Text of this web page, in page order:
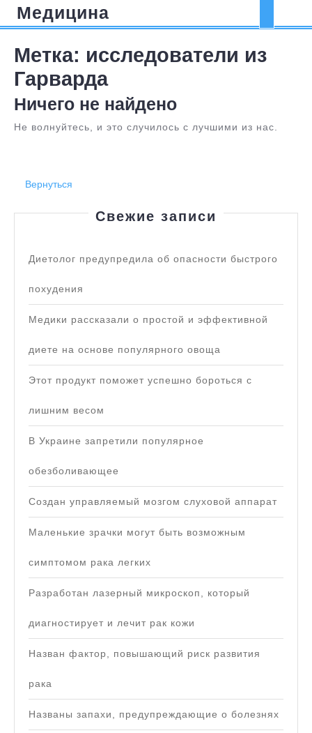
ПерейтиМедицина
Метка: исследователи из
Гарварда
Ничего не найдено
Не волнуйтесь, и это случилось с лучшими из нас.
Вернуться
Свежие записи
Диетолог предупредила об опасности быстрого
похудения
Медики рассказали о простой и эффективной
диете на основе популярного овоща
Этот продукт поможет успешно бороться с
лишним весом
В Украине запретили популярное
обезболивающее
Создан управляемый мозгом слуховой аппарат
Маленькие зрачки могут быть возможным
симптомом рака легких
Разработан лазерный микроскоп, который
диагностирует и лечит рак кожи
Назван фактор, повышающий риск развития
рака
Названы запахи, предупреждающие о болезнях